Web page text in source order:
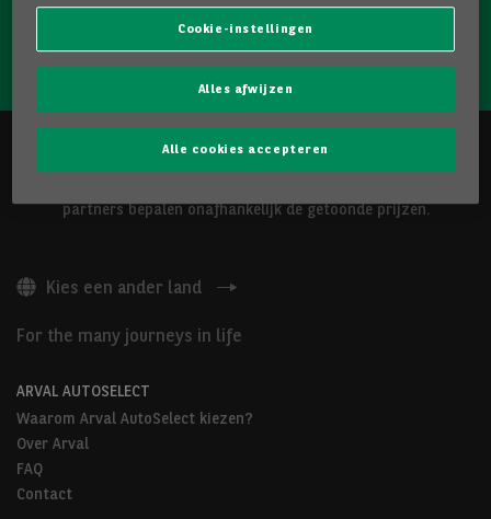
NEEM CONTACT OP MET ONS!
partners bepalen onafhankelijk de getoonde prijzen.
Kies een ander land
For the many journeys in life
ARVAL AUTOSELECT
Waarom Arval AutoSelect kiezen?
Over Arval
FAQ
Contact
Cookie-instellingen
Alles afwijzen
Alle cookies accepteren